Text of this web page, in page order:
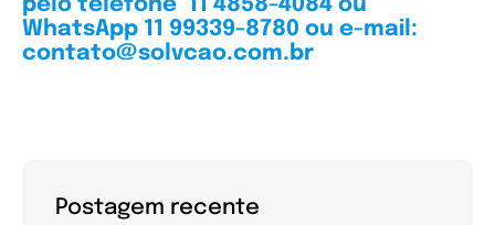
pelo telefone 11 4858-4084 ou
WhatsApp 11 99339-8780 ou e-mail:
contato@solvcao.com.br
Postagem recente